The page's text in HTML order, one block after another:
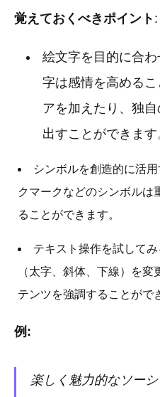
覚えておくべきポイント :
絵文字を目的に合
字は感情を高める
アを加えたり、独
出すことができます
シンボルを創造的に活
クマークなどのシンボルは
ることができます。
テキスト操作を試して
（太字、斜体、下線）を
テンツを強調することがで
例:
楽しく魅力的なソー